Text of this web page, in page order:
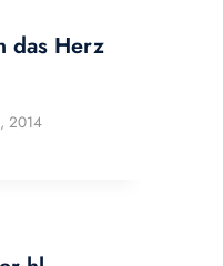
das Herz
2014